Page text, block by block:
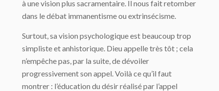
à une vision plus sacramentaire. Il nous fait retomber
dans le débat immanentisme ou extrinsécisme.
Surtout, sa vision psychologique est beaucoup trop
simpliste et anhistorique. Dieu appelle très tôt ; cela
n’empêche pas, par la suite, de dévoiler
progressivement son appel. Voilà ce qu’il faut
montrer : l’éducation du désir réalisé par l’appel